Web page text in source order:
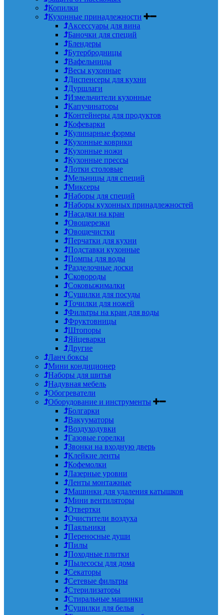
Копилки
Кухонные принадлежности
Аксессуары для вина
Баночки для специй
Блендеры
Бутербродницы
Вафельницы
Весы кухонные
Диспенсеры для кухни
Дуршлаги
Измельчители кухонные
Капучинаторы
Контейнеры для продуктов
Кофеварки
Кулинарные формы
Кухонные коврики
Кухонные ножи
Кухонные прессы
Лотки столовые
Мельницы для специй
Миксеры
Наборы для специй
Наборы кухонных принадлежностей
Насадки на кран
Овощерезки
Овощечистки
Перчатки для кухни
Подставки кухонные
Помпы для воды
Разделочные доски
Сковороды
Соковыжималки
Сушилки для посуды
Точилки для ножей
Фильтры на кран для воды
Фруктовницы
Штопоры
Яйцеварки
Другие
Ланч боксы
Мини кондиционер
Наборы для шитья
Надувная мебель
Обогреватели
Оборудование и инструменты
Болгарки
Вакууматоры
Воздуходувки
Газовые горелки
Звонки на входную дверь
Клейкие ленты
Кофемолки
Лазерные уровни
Ленты монтажные
Машинки для удаления катышков
Мини вентиляторы
Отвертки
Очистители воздуха
Паяльники
Переносные души
Пилы
Походные плитки
Пылесосы для дома
Секаторы
Сетевые фильтры
Стерилизаторы
Стиральные машинки
Сушилки для белья